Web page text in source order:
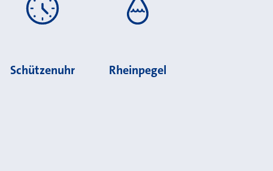
Schützenuhr Rheinpegel